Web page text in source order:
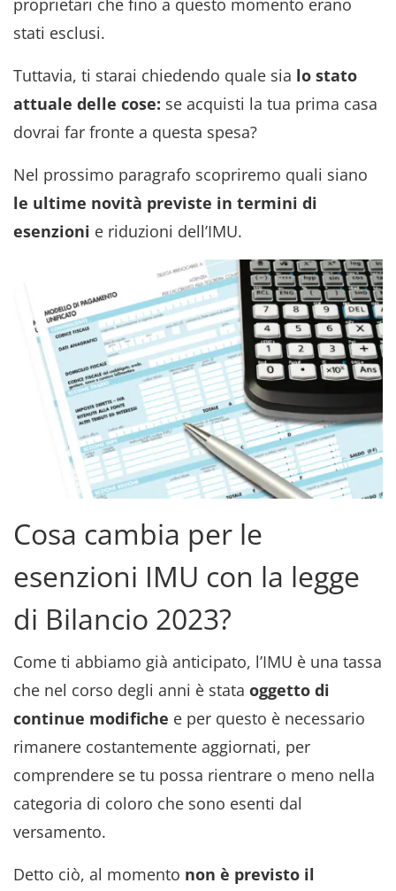
proprietari che fino a questo momento erano
stati esclusi.
Tuttavia, ti starai chiedendo quale sia lo stato
attuale delle cose: se acquisti la tua prima casa
dovrai far fronte a questa spesa?
Nel prossimo paragrafo scopriremo quali siano
le ultime novità previste in termini di
esenzioni e riduzioni dell’IMU.
Cosa cambia per le
esenzioni IMU con la legge
di Bilancio 2023?
Come ti abbiamo già anticipato, l’IMU è una tassa
che nel corso degli anni è stata oggetto di
continue modifiche e per questo è necessario
rimanere costantemente aggiornati, per
comprendere se tu possa rientrare o meno nella
categoria di coloro che sono esenti dal
versamento.
Detto ciò, al momento non è previsto il